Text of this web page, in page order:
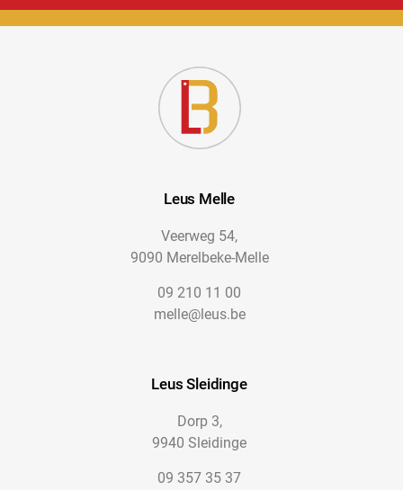
Leus Melle
Veerweg 54,
9090 Merelbeke-Melle
09 210 11 00
melle@leus.be
Leus Sleidinge
Dorp 3,
9940 Sleidinge
09 357 35 37